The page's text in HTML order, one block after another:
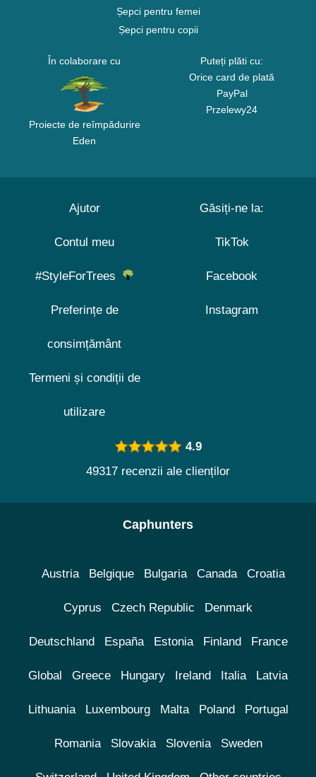
Șepci pentru femei
Șepci pentru copii
În colaborare cu
Proiecte de reîmpădurire
Eden
Puteți plăti cu:
Orice card de plată
PayPal
Przelewy24
Ajutor
Contul meu
#StyleForTrees
Preferințe de
consimțământ
Termeni și condiții de
utilizare
Găsiți-ne la:
TikTok
Facebook
Instagram
4.9
49317 recenzii ale clienților
Caphunters
Austria Belgique Bulgaria Canada Croatia
Cyprus Czech Republic Denmark
Deutschland España Estonia Finland France
Global Greece Hungary Ireland Italia Latvia
Lithuania Luxembourg Malta Poland Portugal
Romania Slovakia Slovenia Sweden